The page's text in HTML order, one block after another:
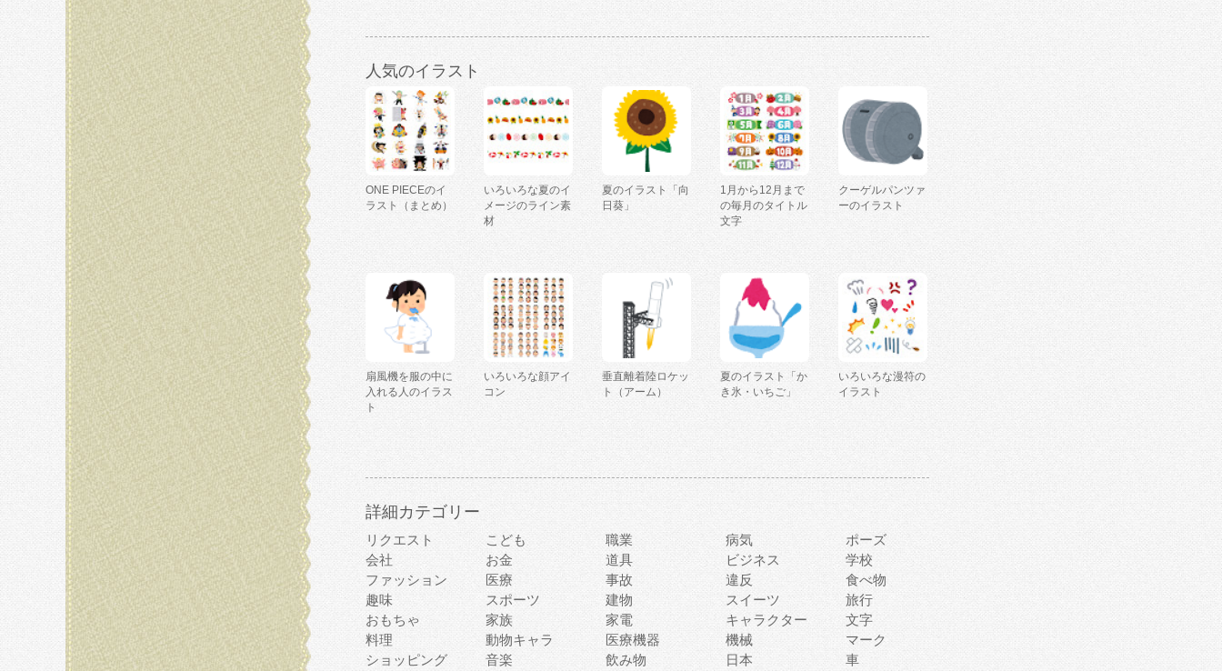
人気のイラスト
ONE PIECEのイ
ラスト（まとめ）
いろいろな夏のイ
メージのライン素
材
夏のイラスト「向
日葵」
1月から12月まで
の毎月のタイトル
文字
クーゲルパンツァ
ーのイラスト
扇風機を服の中に
入れる人のイラス
ト
いろいろな顔アイ
コン
垂直離着陸ロケッ
ト（アーム）
夏のイラスト「か
き氷・いちご」
いろいろな漫符の
イラスト
詳細カテゴリー
リクエスト こども 職業 病気
ポーズ
会社
お金 道具 ビジネス
学校
ファッション
医療 事故 違反
食べ物
趣味
スポーツ 建物 スイーツ
旅行
おもちゃ
家族 家電 キャラクター
文字
料理
動物キャラ 医療機器 機械
マーク
ショッピング
音楽 飲み物 日本 車